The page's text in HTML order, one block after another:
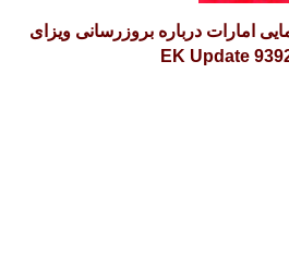
امارات درباره بروزرسانی ویزای